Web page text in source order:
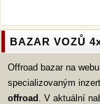
BAZAR VOZŮ
Offroad bazar na webu
specializovaným
offroad . V aktuální